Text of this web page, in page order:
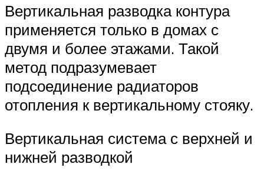
Вертикальная разводка контура
применяется только в домах с
двумя и более этажами. Такой
метод подразумевает
подсоединение радиаторов
отопления к вертикальному стояку.
Вертикальная система с верхней и
нижней разводкой